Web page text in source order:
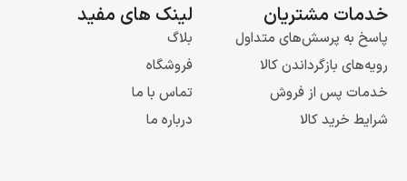
آپارتمان/اتاق‌های مستقل
: کولر گازیاسپلیت دیواری(پرتقاضاترین
گزینه)
فضاهای بزرگ یکپارچه (سالن، فروشگاه):کاستی
ساختمان‌های چند واحدی یا پروژه‌ای: سیستم‌های
خدمات مشتریان
پاسخ به پرسش‌های متداول
رویه‌های بازگرداندن کالا
خدمات پس از فروش
شرایط خرید کالا
لینک های مفید
بلاگ
فروشگاه
تماس با ما
درباره ما